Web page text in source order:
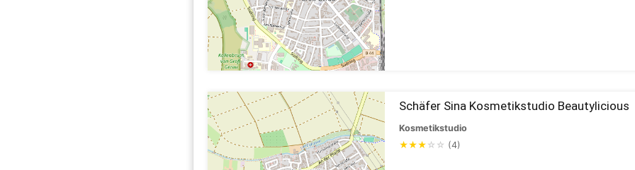
Schäfer Sina Kosmetikstudio Beautylicious
Kosmetikstudio
★★★ ☆ ☆ (4)